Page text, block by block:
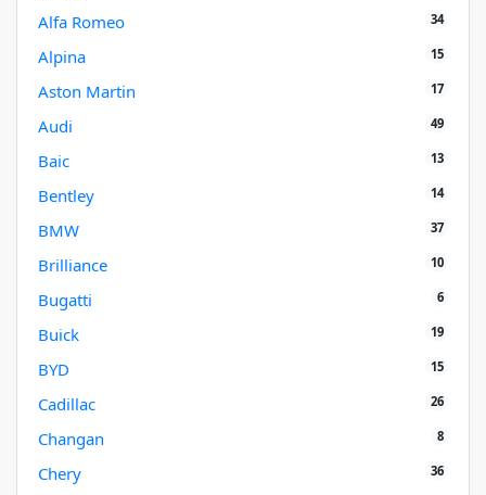
Alfa Romeo 34
Alpina 15
Aston Martin 17
Audi 49
Baic 13
Bentley 14
BMW 37
Brilliance 10
Bugatti 6
Buick 19
BYD 15
Cadillac 26
Changan 8
Chery 36